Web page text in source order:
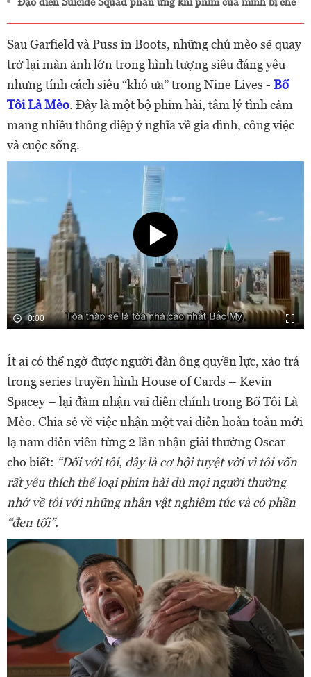
Sau Garfield và Puss in Boots, những chú mèo sẽ quay
trở lại màn ảnh lớn trong hình tượng siêu đáng yêu
nhưng tính cách siêu “khó ưa” trong Nine Lives - Bố
Tôi Là Mèo. Đây là một bộ phim hài, tâm lý tình cảm
mang nhiều thông điệp ý nghĩa về gia đình, công việc
và cuộc sống.
0:00
Ít ai có thể ngờ được người đàn ông quyền lực, xảo trá
trong series truyền hình House of Cards – Kevin
Spacey – lại đảm nhận vai diễn chính trong Bố Tôi Là
Mèo. Chia sẻ về việc nhận một vai diễn hoàn toàn mới
lạ nam diễn viên từng 2 lần nhận giải thưởng Oscar
cho biết: “Đối với tôi, đây là cơ hội tuyệt vời vì tôi vốn
rất yêu thích thể loại phim hài dù mọi người thường
nhớ về tôi với những nhân vật nghiêm túc và có phần
“đen tối”.